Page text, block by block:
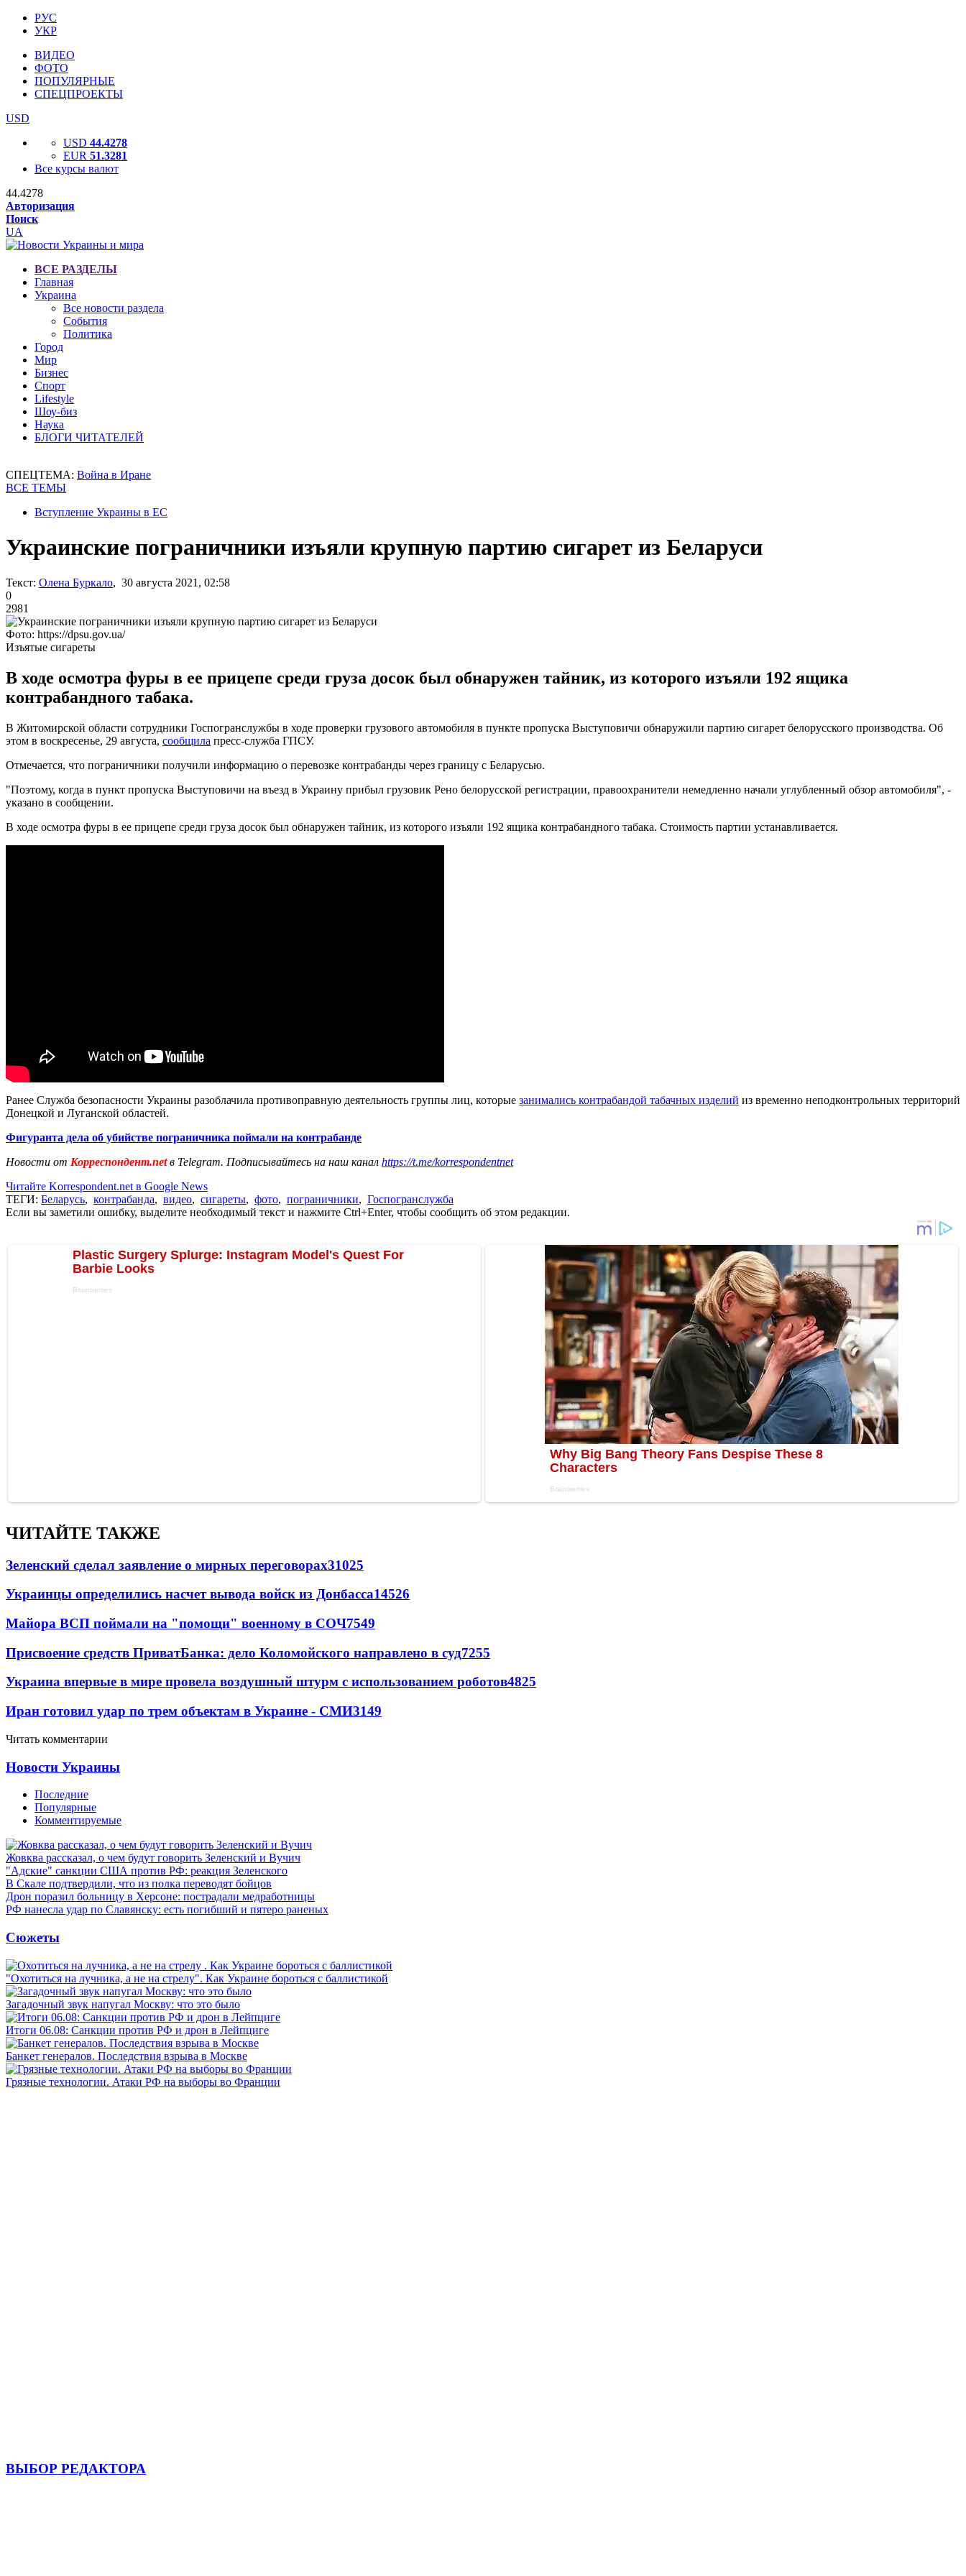
РУС
УКР
ВИДЕО
ФОТО
ПОПУЛЯРНЫЕ
СПЕЦПРОЕКТЫ
USD
USD 44.4278
EUR 51.3281
Все курсы валют
44.4278
Авторизация
Поиск
UA
ВСЕ РАЗДЕЛЫ
Главная
Украина
Все новости раздела
События
Политика
Город
Мир
Бизнес
Спорт
Lifestyle
Шоу-биз
Наука
БЛОГИ ЧИТАТЕЛЕЙ
СПЕЦТЕМА: Война в Иране
ВСЕ ТЕМЫ
Вступление Украины в ЕС
Украинские пограничники изъяли крупную партию сигарет из Беларуси
Текст: Олена Буркало, 30 августа 2021, 02:58
0
2981
Фото: https://dpsu.gov.ua/
Изъятые сигареты
В ходе осмотра фуры в ее прицепе среди груза досок был обнаружен тайник, из которого изъяли 192 ящика
контрабандного табака.
В Житомирской области сотрудники Госпогранслужбы в ходе проверки грузового автомобиля в пункте пропуска Выступовичи обнаружили партию сигарет белорусского производства. Об
этом в воскресенье, 29 августа, сообщила пресс-служба ГПСУ.
Отмечается, что пограничники получили информацию о перевозке контрабанды через границу с Беларусью.
"Поэтому, когда в пункт пропуска Выступовичи на въезд в Украину прибыл грузовик Рено белорусской регистрации, правоохранители немедленно начали углубленный обзор автомобиля", -
указано в сообщении.
В ходе осмотра фуры в ее прицепе среди груза досок был обнаружен тайник, из которого изъяли 192 ящика контрабандного табака. Стоимость партии устанавливается.
Ранее Служба безопасности Украины разоблачила противоправную деятельность группы лиц, которые занимались контрабандой табачных изделий из временно неподконтрольных территорий
Донецкой и Луганской областей.
Фигуранта дела об убийстве пограничника поймали на контрабанде
Новости от Корреспондент.netв Telegram. Подписывайтесь на наш канал https://t.me/korrespondentnet
Читайте Korrespondent.net в Google News
ТЕГИ: Беларусь, контрабанда, видео, сигареты, фото, пограничники, Госпогранслужба
Если вы заметили ошибку, выделите необходимый текст и нажмите Ctrl+Enter, чтобы сообщить об этом редакции.
ЧИТАЙТЕ ТАКЖЕ
Зеленский сделал заявление о мирных переговорах31025
Украинцы определились насчет вывода войск из Донбасса14526
Майора ВСП поймали на "помощи" военному в СОЧ7549
Присвоение средств ПриватБанка: дело Коломойского направлено в суд7255
Украина впервые в мире провела воздушный штурм с использованием роботов4825
Иран готовил удар по трем объектам в Украине - СМИ3149
Читать комментарии
Новости Украины
Последние
Популярные
Комментируемые
Жовква рассказал, о чем будут говорить Зеленский и Вучич
"Адские" санкции США против РФ: реакция Зеленского
В Скале подтвердили, что из полка переводят бойцов
Дрон поразил больницу в Херсоне: пострадали медработницы
РФ нанесла удар по Славянску: есть погибший и пятеро раненых
Сюжеты
"Охотиться на лучника, а не на стрелу". Как Украине бороться с баллистикой
Загадочный звук напугал Москву: что это было
Итоги 06.08: Санкции против РФ и дрон в Лейпциге
Банкет генералов. Последствия взрыва в Москве
Грязные технологии. Атаки РФ на выборы во Франции
ВЫБОР РЕДАКТОРА